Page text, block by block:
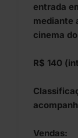
entrada
mediante
cinema
R$ 140
Vendas: